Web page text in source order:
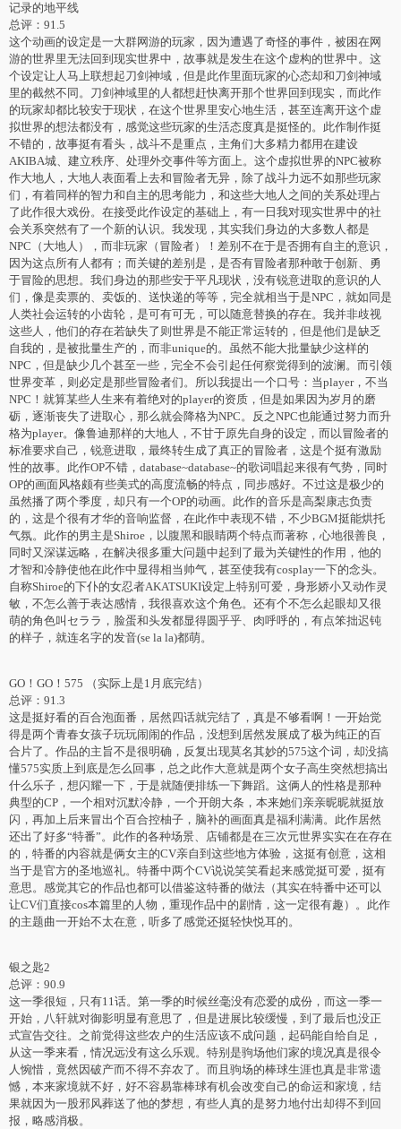
记录的地平线
总评：91.5
这个动画的设定是一大群网游的玩家，因为遭遇了奇怪的事件，被困在网
游的世界里无法回到现实世界中，故事就是发生在这个虚构的世界中。这
个设定让人马上联想起刀剑神域，但是此作里面玩家的心态却和刀剑神域
里的截然不同。刀剑神域里的人都想赶快离开那个世界回到现实，而此作
的玩家却都比较安于现状，在这个世界里安心地生活，甚至连离开这个虚
拟世界的想法都没有，感觉这些玩家的生活态度真是挺怪的。此作制作挺
不错的，故事挺有看头，战斗不是重点，主角们大多精力都用在建设
AKIBA城、建立秩序、处理外交事件等方面上。这个虚拟世界的NPC被称
作大地人，大地人表面看上去和冒险者无异，除了战斗力远不如那些玩家
们，有着同样的智力和自主的思考能力，和这些大地人之间的关系处理占
了此作很大戏份。在接受此作设定的基础上，有一日我对现实世界中的社
会关系突然有了一个新的认识。我发现，其实我们身边的大多数人都是
NPC（大地人），而非玩家（冒险者）！差别不在于是否拥有自主的意识，
因为这点所有人都有；而关键的差别是，是否有冒险者那种敢于创新、勇
于冒险的思想。我们身边的那些安于平凡现状，没有锐意进取的意识的人
们，像是卖票的、卖饭的、送快递的等等，完全就相当于是NPC，就如同是
人类社会运转的小齿轮，是可有可无，可以随意替换的存在。我并非歧视
这些人，他们的存在若缺失了则世界是不能正常运转的，但是他们是缺乏
自我的，是被批量生产的，而非unique的。虽然不能大批量缺少这样的
NPC，但是缺少几个甚至一些，完全不会引起任何察觉得到的波澜。而引领
世界变革，则必定是那些冒险者们。所以我提出一个口号：当player，不当
NPC！就算某些人生来有着绝对的player的资质，但是如果因为岁月的磨
砺，逐渐丧失了进取心，那么就会降格为NPC。反之NPC也能通过努力而升
格为player。像鲁迪那样的大地人，不甘于原先自身的设定，而以冒险者的
标准要求自己，锐意进取，最终转生成了真正的冒险者，这是个挺有激励
性的故事。此作OP不错，database~database~的歌词唱起来很有气势，同时
OP的画面风格颇有些美式的高度流畅的特点，同步感好。不过这是极少的
虽然播了两个季度，却只有一个OP的动画。此作的音乐是高梨康志负责
的，这是个很有才华的音响监督，在此作中表现不错，不少BGM挺能烘托
气氛。此作的男主是Shiroe，以腹黑和眼睛两个特点而著称，心地很善良，
同时又深谋远略，在解决很多重大问题中起到了最为关键性的作用，他的
才智和冷静使他在此作中显得相当帅气，甚至使我有cosplay一下的念头。
自称Shiroe的下仆的女忍者AKATSUKI设定上特别可爱，身形娇小又动作灵
敏，不怎么善于表达感情，我很喜欢这个角色。还有个不怎么起眼却又很
萌的角色叫セララ，脸蛋和头发都显得圆乎乎、肉呼呼的，有点笨拙迟钝
的样子，就连名字的发音(se la la)都萌。
GO！GO！575 （实际上是1月底完结）
总评：91.3
这是挺好看的百合泡面番，居然四话就完结了，真是不够看啊！一开始觉
得是两个青春女孩子玩玩闹闹的作品，没想到居然发展成了极为纯正的百
合片了。作品的主旨不是很明确，反复出现莫名其妙的575这个词，却没搞
懂575实质上到底是怎么回事，总之此作大意就是两个女子高生突然想搞出
什么乐子，想闪耀一下，于是就随便排练一下舞蹈。这俩人的性格是那种
典型的CP，一个相对沉默冷静，一个开朗大条，本来她们亲亲昵昵就挺放
闪，再加上后来冒出个百合控柚子，脑补的画面真是福利满满。此作居然
还出了好多“特番”。此作的各种场景、店铺都是在三次元世界实实在在存在
的，特番的内容就是俩女主的CV亲自到这些地方体验，这挺有创意，这相
当于是官方的圣地巡礼。特番中两个CV说说笑笑看起来感觉挺可爱，挺有
意思。感觉其它的作品也都可以借鉴这特番的做法（其实在特番中还可以
让CV们直接cos本篇里的人物，重现作品中的剧情，这一定很有趣）。此作
的主题曲一开始不太在意，听多了感觉还挺轻快悦耳的。
银之匙2
总评：90.9
这一季很短，只有11话。第一季的时候丝毫没有恋爱的成份，而这一季一
开始，八轩就对御影明显有意思了，但是进展比较缓慢，到了最后也没正
式宣告交往。之前觉得这些农户的生活应该不成问题，起码能自给自足，
从这一季来看，情况远没有这么乐观。特别是驹场他们家的境况真是很令
人惋惜，竟然因破产而不得不弃农了。而且驹场的棒球生涯也真是非常遗
憾，本来家境就不好，好不容易靠棒球有机会改变自己的命运和家境，结
果就因为一股邪风葬送了他的梦想，有些人真的是努力地付出却得不到回
报，略感消极。